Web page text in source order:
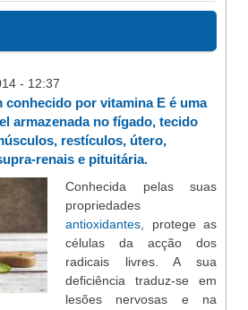
- 12:37
conhecido por vitamina E é uma
armazenada no fígado, tecido
restículos, útero,
renais e pituitária.
Conhecida pelas suas
propriedades
antioxidantes , protege as
células da acção dos
radicais livres. A sua
deficiência traduz-se em
lesões nervosas e na